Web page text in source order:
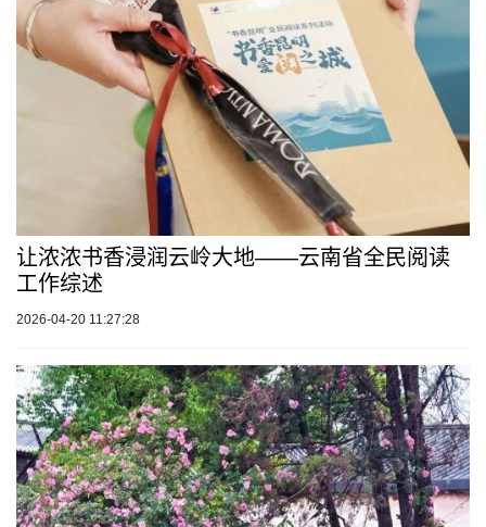
让浓浓书香浸润云岭大地——云南省全民阅读
工作综述
2026-04-20 11:27:28